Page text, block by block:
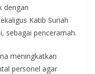
dengan
Katib Suriah
sebagai penceramah.
meningkatkan
personel agar